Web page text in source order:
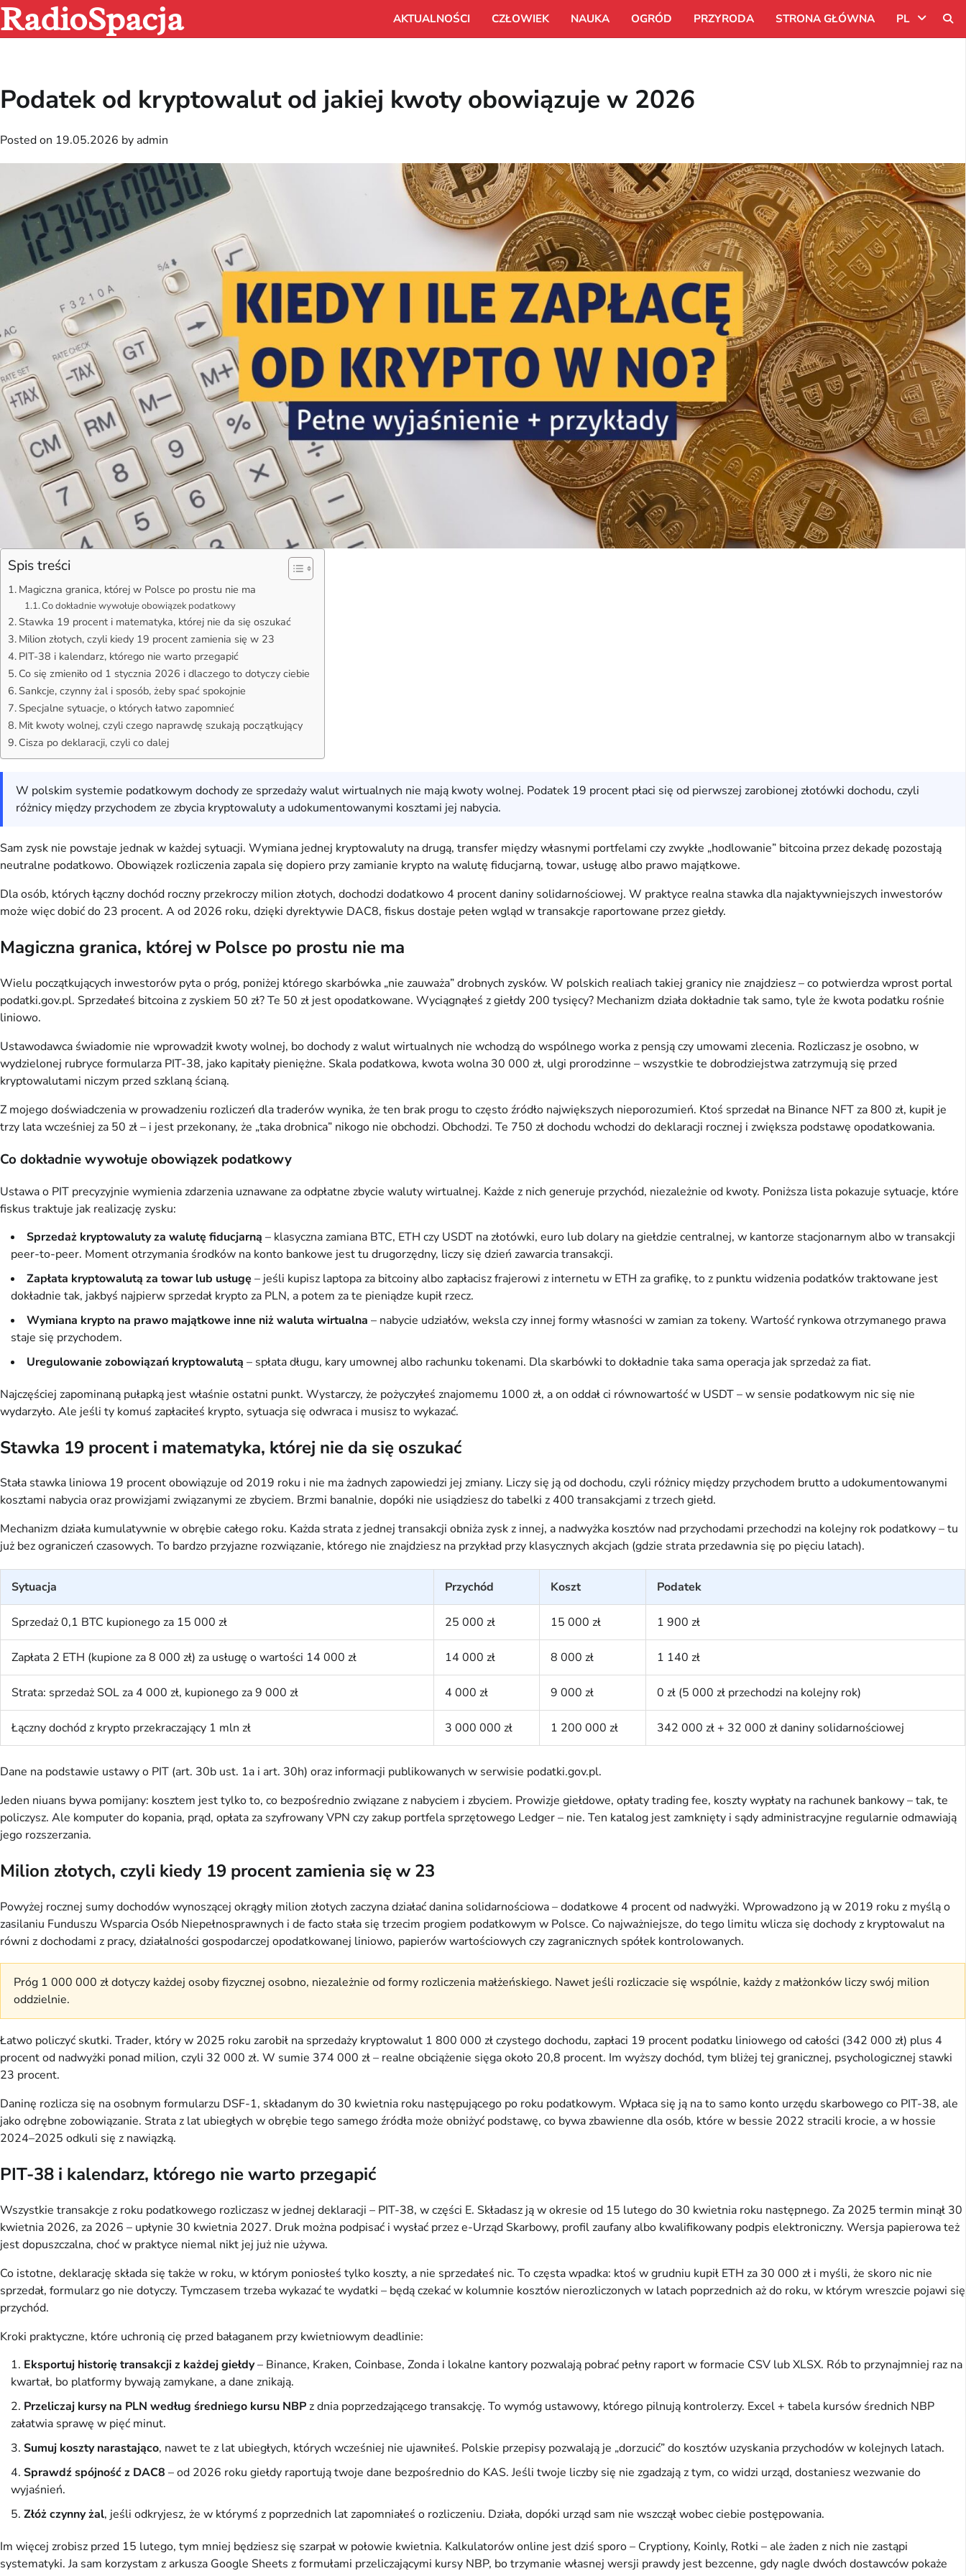
Skip
to
content
RadioSpacja AKTUALNOŚCI CZŁOWIEK NAUKA OGRÓD PRZYRODA STRONA GŁÓWNA PL
Podatek od kryptowalut od jakiej kwoty obowiązuje w 2026
Posted on 19.05.2026 by admin
Spis treści
Magiczna granica, której w Polsce po prostu nie ma
Co dokładnie wywołuje obowiązek podatkowy
Stawka 19 procent i matematyka, której nie da się oszukać
Milion złotych, czyli kiedy 19 procent zamienia się w 23
PIT-38 i kalendarz, którego nie warto przegapić
Co się zmieniło od 1 stycznia 2026 i dlaczego to dotyczy ciebie
Sankcje, czynny żal i sposób, żeby spać spokojnie
Specjalne sytuacje, o których łatwo zapomnieć
Mit kwoty wolnej, czyli czego naprawdę szukają początkujący
Cisza po deklaracji, czyli co dalej
W polskim systemie podatkowym dochody ze sprzedaży walut wirtualnych nie mają kwoty wolnej. Podatek 19 procent płaci się od pierwszej zarobionej złotówki dochodu, czyli
różnicy między przychodem ze zbycia kryptowaluty a udokumentowanymi kosztami jej nabycia.
Sam zysk nie powstaje jednak w każdej sytuacji. Wymiana jednej kryptowaluty na drugą, transfer między własnymi portfelami czy zwykłe „hodlowanie” bitcoina przez dekadę pozostają
neutralne podatkowo. Obowiązek rozliczenia zapala się dopiero przy zamianie krypto na walutę fiducjarną, towar, usługę albo prawo majątkowe.
Dla osób, których łączny dochód roczny przekroczy milion złotych, dochodzi dodatkowo 4 procent daniny solidarnościowej. W praktyce realna stawka dla najaktywniejszych inwestorów
może więc dobić do 23 procent. A od 2026 roku, dzięki dyrektywie DAC8, fiskus dostaje pełen wgląd w transakcje raportowane przez giełdy.
Magiczna granica, której w Polsce po prostu nie ma
Wielu początkujących inwestorów pyta o próg, poniżej którego skarbówka „nie zauważa” drobnych zysków. W polskich realiach takiej granicy nie znajdziesz – co potwierdza wprost portal
podatki.gov.pl. Sprzedałeś bitcoina z zyskiem 50 zł? Te 50 zł jest opodatkowane. Wyciągnąłeś z giełdy 200 tysięcy? Mechanizm działa dokładnie tak samo, tyle że kwota podatku rośnie
liniowo.
Ustawodawca świadomie nie wprowadził kwoty wolnej, bo dochody z walut wirtualnych nie wchodzą do wspólnego worka z pensją czy umowami zlecenia. Rozliczasz je osobno, w
wydzielonej rubryce formularza PIT-38, jako kapitały pieniężne. Skala podatkowa, kwota wolna 30 000 zł, ulgi prorodzinne – wszystkie te dobrodziejstwa zatrzymują się przed
kryptowalutami niczym przed szklaną ścianą.
Z mojego doświadczenia w prowadzeniu rozliczeń dla traderów wynika, że ten brak progu to często źródło największych nieporozumień. Ktoś sprzedał na Binance NFT za 800 zł, kupił je
trzy lata wcześniej za 50 zł – i jest przekonany, że „taka drobnica” nikogo nie obchodzi. Obchodzi. Te 750 zł dochodu wchodzi do deklaracji rocznej i zwiększa podstawę opodatkowania.
Co dokładnie wywołuje obowiązek podatkowy
Ustawa o PIT precyzyjnie wymienia zdarzenia uznawane za odpłatne zbycie waluty wirtualnej. Każde z nich generuje przychód, niezależnie od kwoty. Poniższa lista pokazuje sytuacje, które
fiskus traktuje jak realizację zysku:
Sprzedaż kryptowaluty za walutę fiducjarną – klasyczna zamiana BTC, ETH czy USDT na złotówki, euro lub dolary na giełdzie centralnej, w kantorze stacjonarnym albo w transakcji
peer-to-peer. Moment otrzymania środków na konto bankowe jest tu drugorzędny, liczy się dzień zawarcia transakcji.
Zapłata kryptowalutą za towar lub usługę – jeśli kupisz laptopa za bitcoiny albo zapłacisz frajerowi z internetu w ETH za grafikę, to z punktu widzenia podatków traktowane jest
dokładnie tak, jakbyś najpierw sprzedał krypto za PLN, a potem za te pieniądze kupił rzecz.
Wymiana krypto na prawo majątkowe inne niż waluta wirtualna – nabycie udziałów, weksla czy innej formy własności w zamian za tokeny. Wartość rynkowa otrzymanego prawa
staje się przychodem.
Uregulowanie zobowiązań kryptowalutą – spłata długu, kary umownej albo rachunku tokenami. Dla skarbówki to dokładnie taka sama operacja jak sprzedaż za fiat.
Najczęściej zapominaną pułapką jest właśnie ostatni punkt. Wystarczy, że pożyczyłeś znajomemu 1000 zł, a on oddał ci równowartość w USDT – w sensie podatkowym nic się nie
wydarzyło. Ale jeśli ty komuś zapłaciłeś krypto, sytuacja się odwraca i musisz to wykazać.
Stawka 19 procent i matematyka, której nie da się oszukać
Stała stawka liniowa 19 procent obowiązuje od 2019 roku i nie ma żadnych zapowiedzi jej zmiany. Liczy się ją od dochodu, czyli różnicy między przychodem brutto a udokumentowanymi
kosztami nabycia oraz prowizjami związanymi ze zbyciem. Brzmi banalnie, dopóki nie usiądziesz do tabelki z 400 transakcjami z trzech giełd.
Mechanizm działa kumulatywnie w obrębie całego roku. Każda strata z jednej transakcji obniża zysk z innej, a nadwyżka kosztów nad przychodami przechodzi na kolejny rok podatkowy – tu
już bez ograniczeń czasowych. To bardzo przyjazne rozwiązanie, którego nie znajdziesz na przykład przy klasycznych akcjach (gdzie strata przedawnia się po pięciu latach).
Sytuacja Przychód Koszt Podatek
Sprzedaż 0,1 BTC kupionego za 15 000 zł 25 000 zł 15 000 zł 1 900 zł
Zapłata 2 ETH (kupione za 8 000 zł) za usługę o wartości 14 000 zł 14 000 zł 8 000 zł 1 140 zł
Strata: sprzedaż SOL za 4 000 zł, kupionego za 9 000 zł 4 000 zł 9 000 zł 0 zł (5 000 zł przechodzi na kolejny rok)
Łączny dochód z krypto przekraczający 1 mln zł 3 000 000 zł 1 200 000 zł 342 000 zł + 32 000 zł daniny solidarnościowej
Dane na podstawie ustawy o PIT (art. 30b ust. 1a i art. 30h) oraz informacji publikowanych w serwisie podatki.gov.pl.
Jeden niuans bywa pomijany: kosztem jest tylko to, co bezpośrednio związane z nabyciem i zbyciem. Prowizje giełdowe, opłaty trading fee, koszty wypłaty na rachunek bankowy – tak, te
policzysz. Ale komputer do kopania, prąd, opłata za szyfrowany VPN czy zakup portfela sprzętowego Ledger – nie. Ten katalog jest zamknięty i sądy administracyjne regularnie odmawiają
jego rozszerzania.
Milion złotych, czyli kiedy 19 procent zamienia się w 23
Powyżej rocznej sumy dochodów wynoszącej okrągły milion złotych zaczyna działać danina solidarnościowa – dodatkowe 4 procent od nadwyżki. Wprowadzono ją w 2019 roku z myślą o
zasilaniu Funduszu Wsparcia Osób Niepełnosprawnych i de facto stała się trzecim progiem podatkowym w Polsce. Co najważniejsze, do tego limitu wlicza się dochody z kryptowalut na
równi z dochodami z pracy, działalności gospodarczej opodatkowanej liniowo, papierów wartościowych czy zagranicznych spółek kontrolowanych.
Próg 1 000 000 zł dotyczy każdej osoby fizycznej osobno, niezależnie od formy rozliczenia małżeńskiego. Nawet jeśli rozliczacie się wspólnie, każdy z małżonków liczy swój milion
oddzielnie.
Łatwo policzyć skutki. Trader, który w 2025 roku zarobił na sprzedaży kryptowalut 1 800 000 zł czystego dochodu, zapłaci 19 procent podatku liniowego od całości (342 000 zł) plus 4
procent od nadwyżki ponad milion, czyli 32 000 zł. W sumie 374 000 zł – realne obciążenie sięga około 20,8 procent. Im wyższy dochód, tym bliżej tej granicznej, psychologicznej stawki
23 procent.
Daninę rozlicza się na osobnym formularzu DSF-1, składanym do 30 kwietnia roku następującego po roku podatkowym. Wpłaca się ją na to samo konto urzędu skarbowego co PIT-38, ale
jako odrębne zobowiązanie. Strata z lat ubiegłych w obrębie tego samego źródła może obniżyć podstawę, co bywa zbawienne dla osób, które w bessie 2022 stracili krocie, a w hossie
2024–2025 odkuli się z nawiązką.
PIT-38 i kalendarz, którego nie warto przegapić
Wszystkie transakcje z roku podatkowego rozliczasz w jednej deklaracji – PIT-38, w części E. Składasz ją w okresie od 15 lutego do 30 kwietnia roku następnego. Za 2025 termin minął 30
kwietnia 2026, za 2026 – upłynie 30 kwietnia 2027. Druk można podpisać i wysłać przez e-Urząd Skarbowy, profil zaufany albo kwalifikowany podpis elektroniczny. Wersja papierowa też
jest dopuszczalna, choć w praktyce niemal nikt jej już nie używa.
Co istotne, deklarację składa się także w roku, w którym poniosłeś tylko koszty, a nie sprzedałeś nic. To częsta wpadka: ktoś w grudniu kupił ETH za 30 000 zł i myśli, że skoro nic nie
sprzedał, formularz go nie dotyczy. Tymczasem trzeba wykazać te wydatki – będą czekać w kolumnie kosztów nierozliczonych w latach poprzednich aż do roku, w którym wreszcie pojawi się
przychód.
Kroki praktyczne, które uchronią cię przed bałaganem przy kwietniowym deadlinie:
Eksportuj historię transakcji z każdej giełdy– Binance, Kraken, Coinbase, Zonda i lokalne kantory pozwalają pobrać pełny raport w formacie CSV lub XLSX. Rób to przynajmniej raz na
kwartał, bo platformy bywają zamykane, a dane znikają.
Przeliczaj kursy na PLN według średniego kursu NBPz dnia poprzedzającego transakcję. To wymóg ustawowy, którego pilnują kontrolerzy. Excel + tabela kursów średnich NBP
załatwia sprawę w pięć minut.
Sumuj koszty narastająco, nawet te z lat ubiegłych, których wcześniej nie ujawniłeś. Polskie przepisy pozwalają je „dorzucić” do kosztów uzyskania przychodów w kolejnych latach.
Sprawdź spójność z DAC8 – od 2026 roku giełdy raportują twoje dane bezpośrednio do KAS. Jeśli twoje liczby się nie zgadzają z tym, co widzi urząd, dostaniesz wezwanie do
wyjaśnień.
Złóż czynny żal, jeśli odkryjesz, że w którymś z poprzednich lat zapomniałeś o rozliczeniu. Działa, dopóki urząd sam nie wszczął wobec ciebie postępowania.
Im więcej zrobisz przed 15 lutego, tym mniej będziesz się szarpał w połowie kwietnia. Kalkulatorów online jest dziś sporo – Cryptiony, Koinly, Rotki – ale żaden z nich nie zastąpi
systematyki. Ja sam korzystam z arkusza Google Sheets z formułami przeliczającymi kursy NBP, bo trzymanie własnej wersji prawdy jest bezcenne, gdy nagle dwóch dostawców pokaże